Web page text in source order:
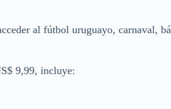
al fútbol uruguayo, carnaval,
9,99, incluye: